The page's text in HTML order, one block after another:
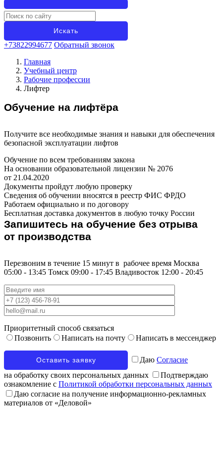
+73822994677 Обратный звонок
Главная
Учебный центр
Рабочие профессии
Лифтер
Обучение на лифтёра
Получите все необходимые знания и навыки для обеспечения
безопасной эксплуатации лифтов
Обучение по всем требованиям закона
На основании образовательной лицензии № 2076
от 21.04.2020
Документы пройдут любую проверку
Сведения об обучении вносятся в реестр ФИС ФРДО
Работаем официально и по договору
Бесплатная доставка документов в любую точку России
Запишитесь на обучение без отрыва
от производства
Перезвоним в течение 15 минут в рабочее время Москва
05:00 - 13:45 Томск 09:00 - 17:45 Владивосток 12:00 - 20:45
Приоритетный способ связаться
Позвонить
Написать на почту Написать в мессенджер
Даю Согласие
на обработку своих персональных данных
Подтверждаю
ознакомление с Политикой обработки персональных данных
Даю согласие на получение информационно-рекламных
материалов от «Деловой»